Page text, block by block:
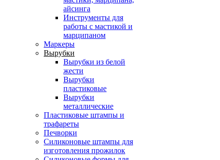
айсинга
Инструменты для
работы с мастикой и
марципаном
Маркеры
Вырубки
Вырубки из белой
жести
Вырубки
пластиковые
Вырубки
металлические
Пластиковые штампы и
трафареты
Печворки
Силиконовые штампы для
изготовления прожилок